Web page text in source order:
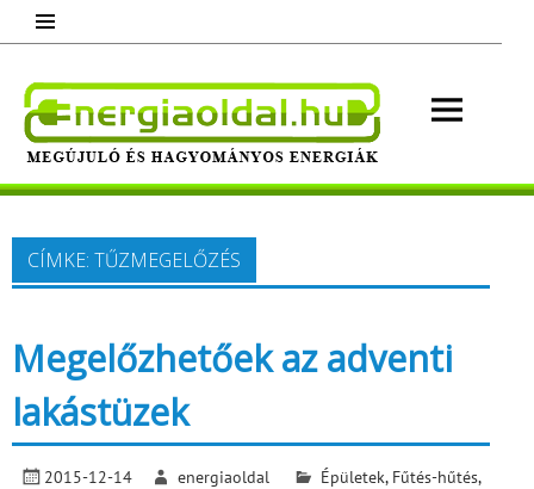
content
Megújuló és hagyományos energiák.
Minden, ami energia!
CÍMKE: TŰZMEGELŐZÉS
Megelőzhetőek az adventi
lakástüzek
2015-12-14 energiaoldal Épületek, Fűtés-hűtés,